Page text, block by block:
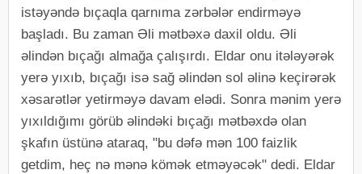
istəyəndə bıçaqla qarnıma zərbələr endirməyə
başladı. Bu zaman Əli mətbəxə daxil oldu. Əli
əlindən bıçağı almağa çalışırdı. Eldar onu itələyərək
yerə yıxıb, bıçağı isə sağ əlindən sol əlinə keçirərək
xəsarətlər yetirməyə davam elədi. Sonra mənim yerə
yıxıldığımı görüb əlindəki bıçağı mətbəxdə olan
şkafın üstünə ataraq, "bu dəfə mən 100 faizlik
getdim, heç nə mənə kömək etməyəcək" dedi. Eldar